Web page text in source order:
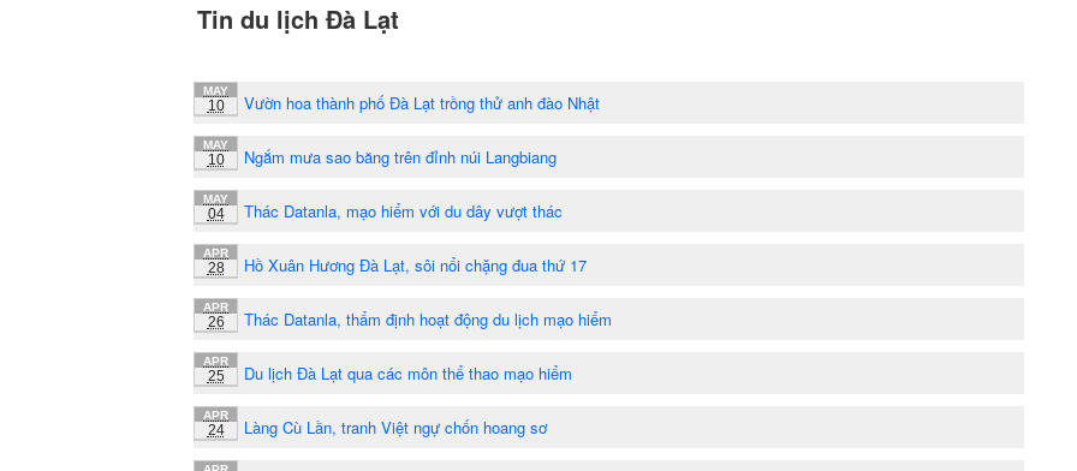
Tin du lịch Đà Lạt
MAY
10 Vườn hoa thành phố Đà Lạt trồng thử anh đào Nhật
MAY
10 Ngắm mưa sao băng trên đỉnh núi Langbiang
MAY
04 Thác Datanla, mạo hiểm với du dây vượt thác
APR
28 Hồ Xuân Hương Đà Lạt, sôi nổi chặng đua thứ 17
APR
26 Thác Datanla, thẩm định hoạt động du lịch mạo hiểm
APR
25 Du lịch Đà Lạt qua các môn thể thao mạo hiểm
APR
24 Làng Cù Lần, tranh Việt ngự chốn hoang sơ